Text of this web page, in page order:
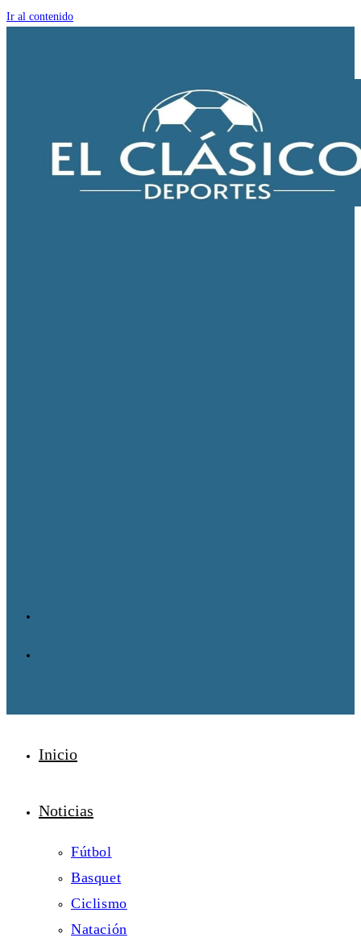
Ir al contenido
Inicio
Noticias
Fútbol
Basquet
Ciclismo
Natación